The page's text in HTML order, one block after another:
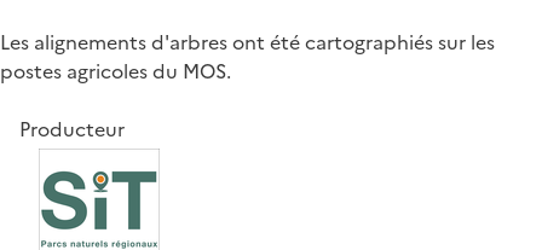
Les alignements d'arbres ont été cartographiés sur les
postes agricoles du MOS.
Producteur